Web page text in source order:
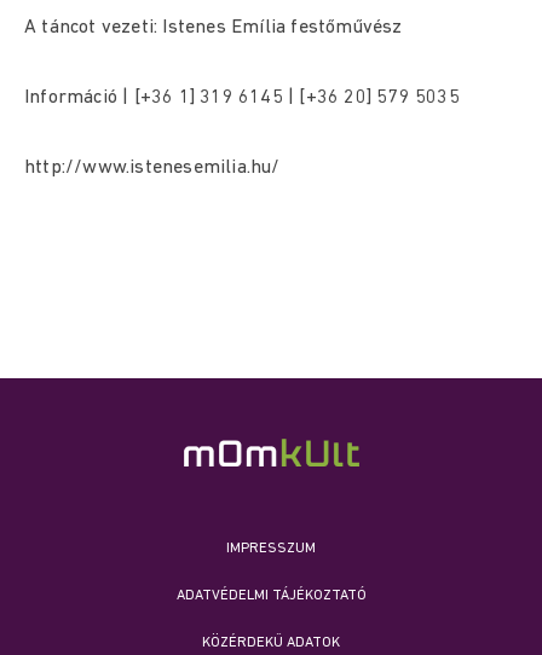
A táncot vezeti: Istenes Emília festőművész
Információ | [+36 1] 319 6145 | [+36 20] 579 5035
http://www.istenesemilia.hu/
IMPRESSZUM
ADATVÉDELMI TÁJÉKOZTATÓ
KÖZÉRDEKŰ ADATOK